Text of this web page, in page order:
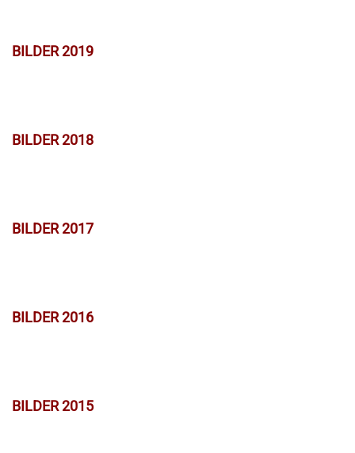
BILDER 2019
BILDER 2018
BILDER 2017
BILDER 2016
BILDER 2015